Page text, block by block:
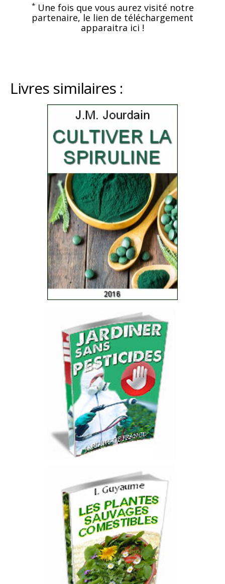
*Une fois que vous aurez visité notre
partenaire, le lien de téléchargement
apparaitra ici !
Livres similaires :